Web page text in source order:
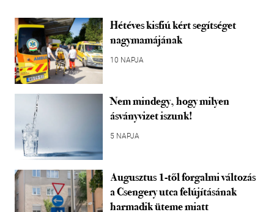
Hétéves kisfiú kért segítséget
nagymamájának
10 NAPJA
Nem mindegy, hogy milyen
ásványvizet iszunk!
5 NAPJA
Augusztus 1-től forgalmi változás
a Csengery utca felújításának
harmadik üteme miatt